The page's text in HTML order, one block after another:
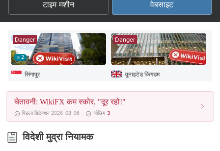
3
4
5
6
7
8
9
9 टाइम मशीन वेबसाइट
2
Danger
सिंगापुर
Danger
यूनाइटेड किंगडम
चेतावनी: WikiFX कम स्कोर, "दूर रहो!"
पिछला डिटेक्शन 2026-08-06 जोखिम 3
विदेशी मुद्रा नियामक